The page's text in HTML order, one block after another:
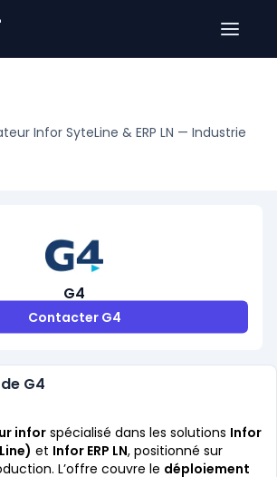
Infor SyteLine & ERP LN — Industrie
G4
Contacter G4
G4
infor spécialisé dans les solutions Infor
et Infor ERP LN, positionné sur
L’offre couvre le déploiement